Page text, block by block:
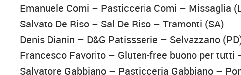
Emanuele Comi – Pasticceria Comi – Missaglia
Salvato De Riso – Sal De Riso – Tramonti (SA)
Denis Dianin – D&G Patissserie – Selvazzano
Francesco Favorito – Gluten-free buono per tutti
Salvatore Gabbiano – Pasticceria Gabbiano –